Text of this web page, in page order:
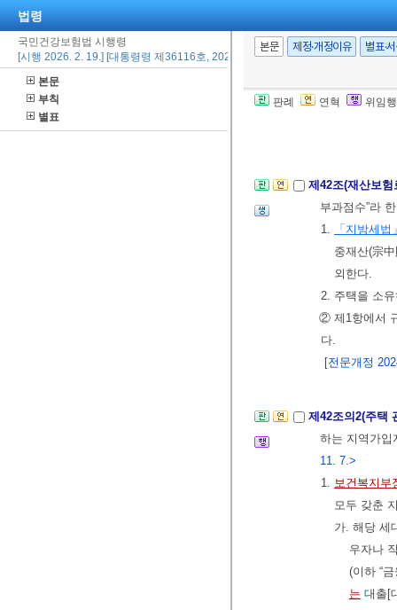
법령
국민건강보험법 시행령
[시행 2026. 2. 19.] [대통령령 제36116호, 2026. 2. 19., 일부개정]
본문
부칙
별표
본문 제정·개정이유 별표·
판례 연혁 위임
항을 확인할
득등의 발생
으로 정한다.
제42조(재산보
부과점수”라
1.
「지방세법
중재산(宗
외한다.
2. 주택을 소
② 제1항에서
다.
[전문개정
제42조의2(주택
하는 지역가입
11. 7.>
1.
보건복지부
모두 갖춘
가. 해당 세
우자나
(이하 “
는 대출[